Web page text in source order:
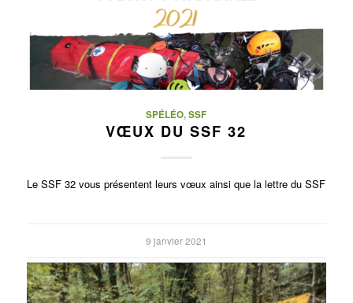
SPÉLÉO,SSF
VŒUX DU SSF 32
Le SSF 32 vous présentent leurs vœux ainsi que la lettre du SSF
9 janvier 2021